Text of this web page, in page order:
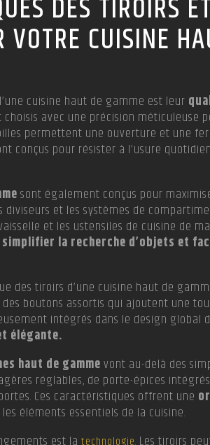
DES TIROIRS
VOTRE CUISINE
cuisine haut de gamme est leur
avec une précision méticuleuse
permettent une ouverture et une
conçus pour résister à l’usure
sont également conçus pour
diviseurs et les systèmes de
et les ustensiles de cuisine de
simplifier la recherche d’objets et
des tiroirs d’une cuisine haut de
boutons assortis qui ajoutent une
intégrés dans le design global
élégante.
haut de gammevont au-delà des
réglables, de porte-épices
Ces caractéristiques offrent une
éléments essentiels de la cuisine.